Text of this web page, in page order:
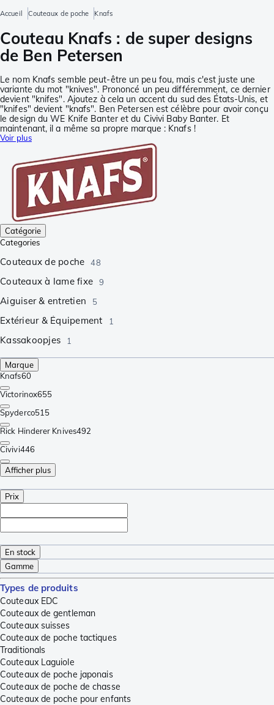
Accueil Couteaux de poche Knafs
Couteau Knafs : de super designs
de Ben Petersen
Le nom Knafs semble peut-être un peu fou, mais c'est juste une
variante du mot "knives". Prononcé un peu différemment, ce dernier
devient "knifes". Ajoutez à cela un accent du sud des États-Unis, et
"knifes" devient "knafs". Ben Petersen est célèbre pour avoir conçu
le design du WE Knife Banter et du Civivi Baby Banter. Et
maintenant, il a même sa propre marque : Knafs !
Voir plus
Catégorie
Categories
Couteaux de poche 48
Couteaux à lame fixe 9
Aiguiser & entretien 5
Extérieur & Équipement 1
Kassakoopjes 1
Marque
Knafs60
Victorinox655
Spyderco515
Rick Hinderer Knives492
Civivi446
Afficher plus
Prix
En stock
Gamme
Types de produits
Couteaux EDC
Couteaux de gentleman
Couteaux suisses
Couteaux de poche tactiques
Traditionals
Couteaux Laguiole
Couteaux de poche japonais
Couteaux de poche de chasse
Couteaux de poche pour enfants